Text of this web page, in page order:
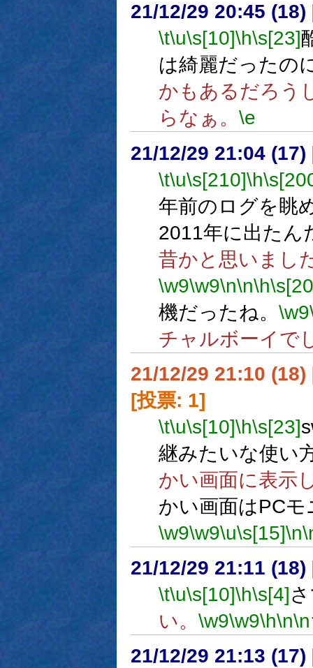
21/12/29 20:45 (18)
\t\u\s[10]\h\s[23]
は綺麗だったの
かもあるだろう
らなぁ。 \e
21/12/29 21:04 (17)
\t\u\s[210]\h
年前のログを眺
2011年に出たん
昔かと思いまし
\w9\w9\n\n\h
機だったね。 \w9
チャルボーイで
21/12/29 21:10 (18)
[投票: 1]
\t\u\s[10]\h\s[23]
継みたいな使い
かい画面に表示
かい画面はPC
\w9\w9\u\s[15]\n
21/12/29 21:11 (18)
\t\u\s[10]\h\s[4]
い。 \w9\w9\h\n\n
21/12/29 21:13 (17)